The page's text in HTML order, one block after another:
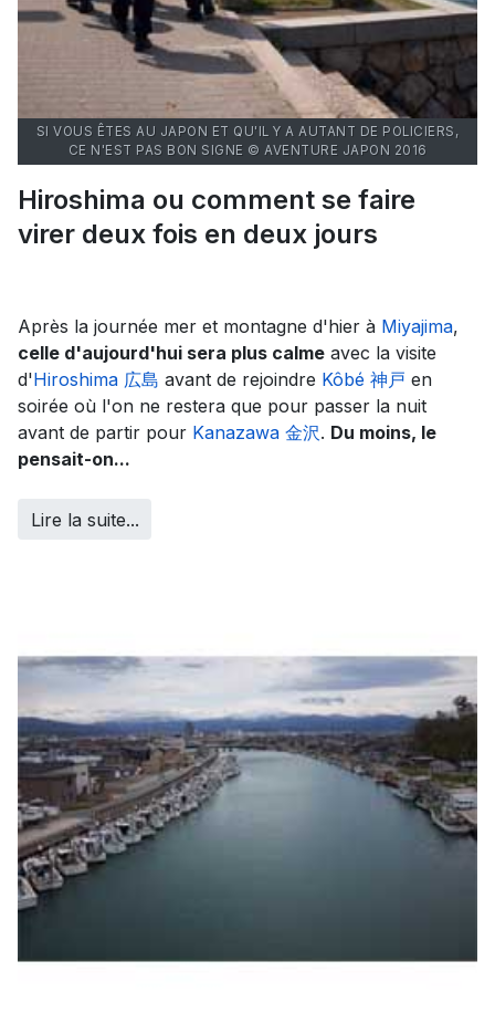
SI VOUS ÊTES AU JAPON ET QU'IL Y A AUTANT DE POLICIERS,
CE N'EST PAS BON SIGNE © AVENTURE JAPON 2016
Hiroshima ou comment se faire
virer deux fois en deux jours
Après la journée mer et montagne d'hier à Miyajima,
celle d'aujourd'hui sera plus calme avec la visite
d'Hiroshima 広島 avant de rejoindre Kôbé 神戸 en
soirée où l'on ne restera que pour passer la nuit
avant de partir pour Kanazawa 金沢. Du moins, le
pensait-on...
Lire la suite...